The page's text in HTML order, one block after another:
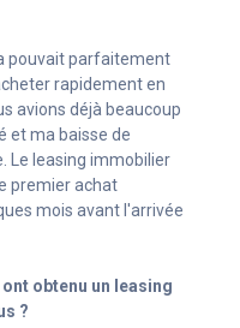
(autoentrepreneur)
crédit. Grâce aux
immobilier, je n’ai
et enfin pu
à renoncer à mon
immobilier, pourquoi